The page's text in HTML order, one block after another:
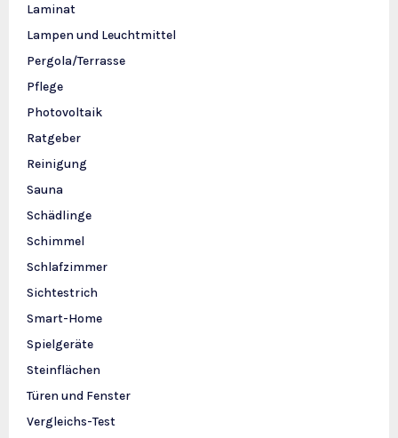
Laminat
Lampen und Leuchtmittel
Pergola/Terrasse
Pflege
Photovoltaik
Ratgeber
Reinigung
Sauna
Schädlinge
Schimmel
Schlafzimmer
Sichtestrich
Smart-Home
Spielgeräte
Steinflächen
Türen und Fenster
Vergleichs-Test